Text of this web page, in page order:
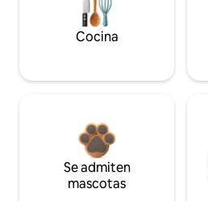
Cocina
Se admiten
mascotas